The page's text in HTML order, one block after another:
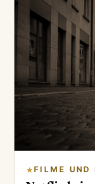
FILME UND